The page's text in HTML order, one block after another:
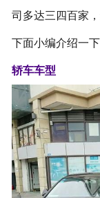
司多达三四百家
下面小编介绍一下
轿车车型